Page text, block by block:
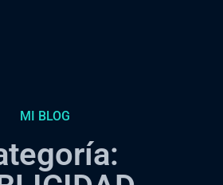
MI BLOG